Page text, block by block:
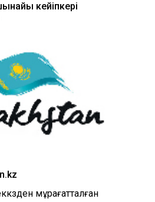
кейіпкері
мұрағатталған